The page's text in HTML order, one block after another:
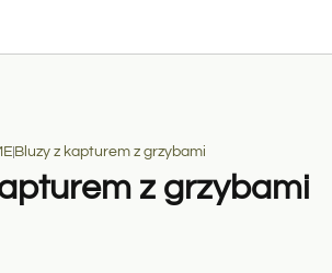
Bluzy z kapturem z grzybami
z grzybami